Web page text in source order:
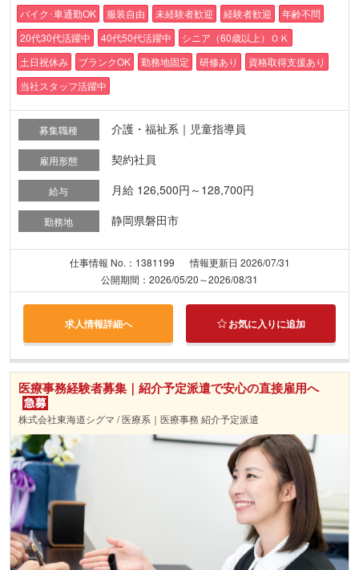
バイク･車通勤OK 服装自由 未経験者歓迎 経験者歓迎
年齢不問
20代30代活躍中
40代50代活躍中
シニア（60歳以上）ＯＫ
土日祝休み
ブランクOK 勤務地固定 研修あり
資格取得支援あり
当社スタッフ活躍中
募集職種 介護・福祉系｜児童指導員
雇用形態 契約社員
給与 月給 126,500円～128,700円
勤務地 静岡県磐田市
仕事情報 No.：1381199
情報更新日 2026/07/31
公開期間：2026/05/20～2026/08/31
求人情報詳細へ お気に入りに追加
医療事務経験者募集｜紹介予定派遣で安心の直接雇用へ
株式会社東海道シグマ / 医療系｜医療事務 紹介予定派遣